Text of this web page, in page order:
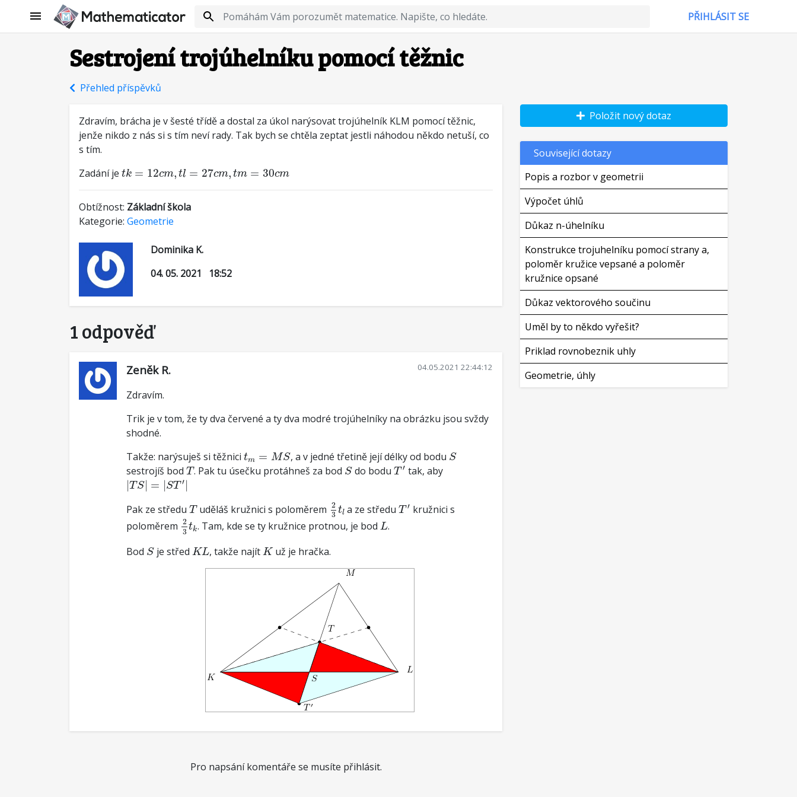
PŘIHLÁSIT SE
Sestrojení trojúhelníku pomocí těžnic
Přehled příspěvků
Zdravím, brácha je v šesté třídě a dostal za úkol narýsovat trojúhelník KLM pomocí těžnic,
jenže nikdo z nás si s tím neví rady. Tak bych se chtěla zeptat jestli náhodou někdo netuší, co
s tím.
Zadání je tk = 12cm, tl = 27cm, tm = 30cm
tk 12cm,t l= cm,tm =30 m
Obtížnost: Základní škola
Kategorie: Geometrie
Dominika K.
04. 05. 2021 18:52
1 odpověď
Zeněk R. 04.05.2021 22:44:12
Zdravím.
Trik je v tom, že ty dva červené a ty dva modré trojúhelníky na obrázku jsou svždy
shodné.
Takže: narýsuješ si těžnici tm = MS
t MS , a v jedné třetině její délky od bodu S
S
sestrojíš bod T
T. Pak tu úsečku protáhneš za bod S
Sdo bodu T ′
T′ tak, aby
T S| = ST ′
|TS |=|ST′|
Pak ze středu T
Tuděláš kružnici s poloměrem 2
3 tl
2 3 a ze středuT ′
T′ kružnici s
poloměrem 2
3 tk
2 3 k
. Tam, kde se ty kružnice protnou, je bodL
L.
Bod S
Sje střed KL
KL , takže najítK
K už je hračka.
Pro napsání komentáře se musíte přihlásit.
Položit nový dotaz
Související dotazy
Popis a rozbor v geometrii
Výpočet úhlů
Důkaz n-úhelníku
Konstrukce trojuhelníku pomocí strany a,
poloměr kružice vepsané a poloměr
kružnice opsané
Důkaz vektorového součinu
Uměl by to někdo vyřešit?
Priklad rovnobeznik uhly
Geometrie, úhly